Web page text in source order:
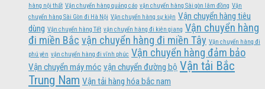
hàng nội thất Vận chuyển hàng quảng cáo vận chuyển hàng Sài gòn lâm đồng Vận
chuyển hàng Sài Gòn đi Hà Nội Vận chuyển hàng sự kiện Vận chuyển hàng tiêu
dùng Vận chuyển hàng Tết vận chuyển hàng đi kiên giang Vận chuyển hàng
đi miền Bắc vận chuyển hàng đi miền Tây Vận chuyển hàng đi
phú yên vận chuyển hàng đi vĩnh phúc Vận chuyển hàng đảm bảo
Vận chuyển máy móc vận chuyển đường bộ Vận tải Bắc
Trung Nam Vận tải hàng hóa bắc nam